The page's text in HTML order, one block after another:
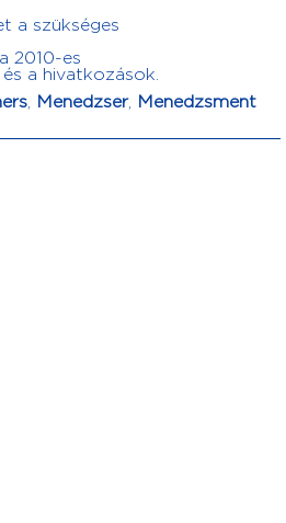
a szükséges
2010-es
a hivatkozások.
, Menedzser, Menedzsment